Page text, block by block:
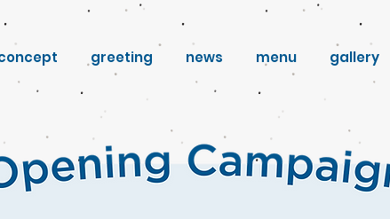
greeting news menu gallery